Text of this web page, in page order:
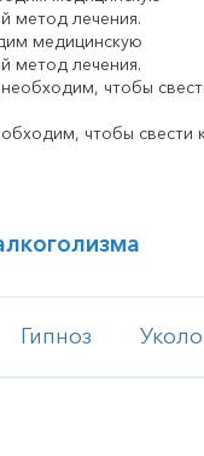
медицинскую
метод лечения.
чтобы свести
Гипноз